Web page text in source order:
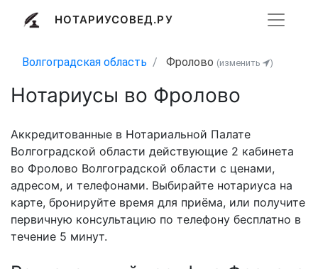
НОТАРИУСОВЕД.РУ
Волгоградская область Фролово (изменить )
Нотариусы во Фролово
Аккредитованные в Нотариальной Палате
Волгоградской области действующие 2 кабинета
во Фролово Волгоградской области с ценами,
адресом, и телефонами. Выбирайте нотариуса на
карте, бронируйте время для приёма, или получите
первичную консультацию по телефону бесплатно в
течение 5 минут.